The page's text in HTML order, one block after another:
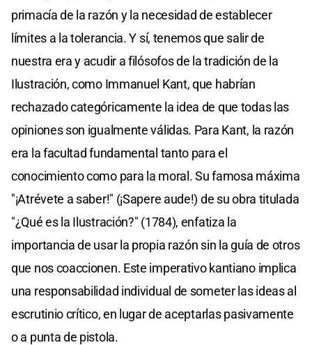
primacía de la razón y la necesidad de establecer
límites a la tolerancia. Y sí, tenemos que salir de
nuestra era y acudir a filósofos de la tradición de la
Ilustración, como Immanuel Kant, que habrían
rechazado categóricamente la idea de que todas las
opiniones son igualmente válidas. Para Kant, la razón
era la facultad fundamental tanto para el
conocimiento como para la moral. Su famosa máxima
"¡Atrévete a saber!" (¡Sapere aude!) de su obra titulada
"¿Qué es la Ilustración?" (1784), enfatiza la
importancia de usar la propia razón sin la guía de otros
que nos coaccionen. Este imperativo kantiano implica
una responsabilidad individual de someter las ideas al
escrutinio crítico, en lugar de aceptarlas pasivamente
o a punta de pistola.